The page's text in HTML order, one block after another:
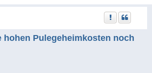
hohen Pulegeheimkosten noch